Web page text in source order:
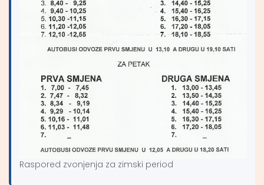
Raspored zvonjenja za zimski period